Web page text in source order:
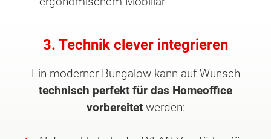
3. Technik clever integrieren
Ein moderner Bungalow kann auf Wunsch
technisch perfekt für das Homeoffice
vorbereitetwerden: